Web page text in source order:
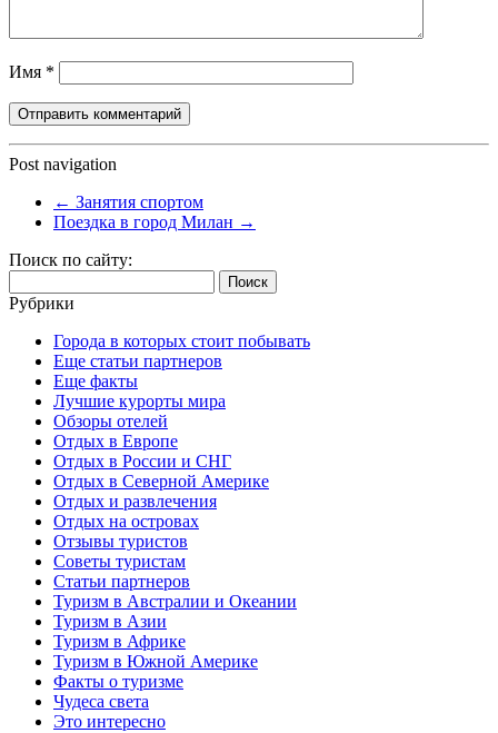
Имя *
Post navigation
← Занятия спортом
Поездка в город Милан →
Поиск по сайту:
Рубрики
Города в которых стоит побывать
Еще статьи партнеров
Еще факты
Лучшие курорты мира
Обзоры отелей
Отдых в Европе
Отдых в России и СНГ
Отдых в Северной Америке
Отдых и развлечения
Отдых на островах
Отзывы туристов
Советы туристам
Статьи партнеров
Туризм в Австралии и Океании
Туризм в Азии
Туризм в Африке
Туризм в Южной Америке
Факты о туризме
Чудеса света
Это интересно